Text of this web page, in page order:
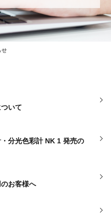
せ
いて
分光色彩計 NK 1 発売の
お客様へ